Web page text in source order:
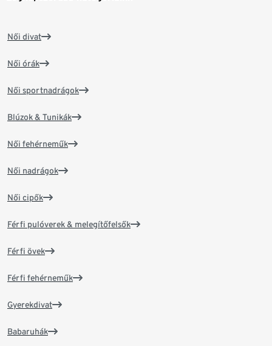
Női divat
Női órák
Női sportnadrágok
Blúzok & Tunikák
Női fehérneműk
Női nadrágok
Női cipők
Férfi pulóverek & melegítőfelsők
Férfi övek
Férfi fehérneműk
Gyerekdivat
Babaruhák